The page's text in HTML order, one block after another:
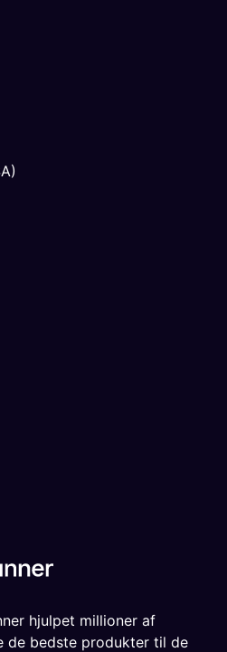
hjulpet millioner af
de bedste produkter til de